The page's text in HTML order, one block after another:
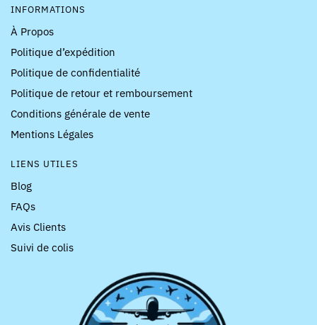
INFORMATIONS
À Propos
Politique d’expédition
Politique de confidentialité
Politique de retour et remboursement
Conditions générale de vente
Mentions Légales
LIENS UTILES
Blog
FAQs
Avis Clients
Suivi de colis